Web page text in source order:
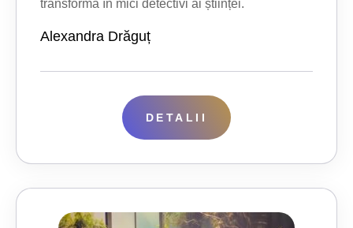
transformă în mici detectivi ai științei.
Alexandra Drăguț
DETALII